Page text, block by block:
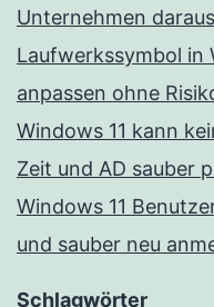
Unternehmen
Laufwerkssymbol in
anpassen ohne
Windows 11 kann
Zeit und AD sauber
Windows 11
und sauber neu
Schlagwörter